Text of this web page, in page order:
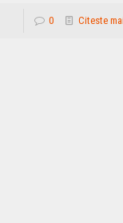
0 Citeste